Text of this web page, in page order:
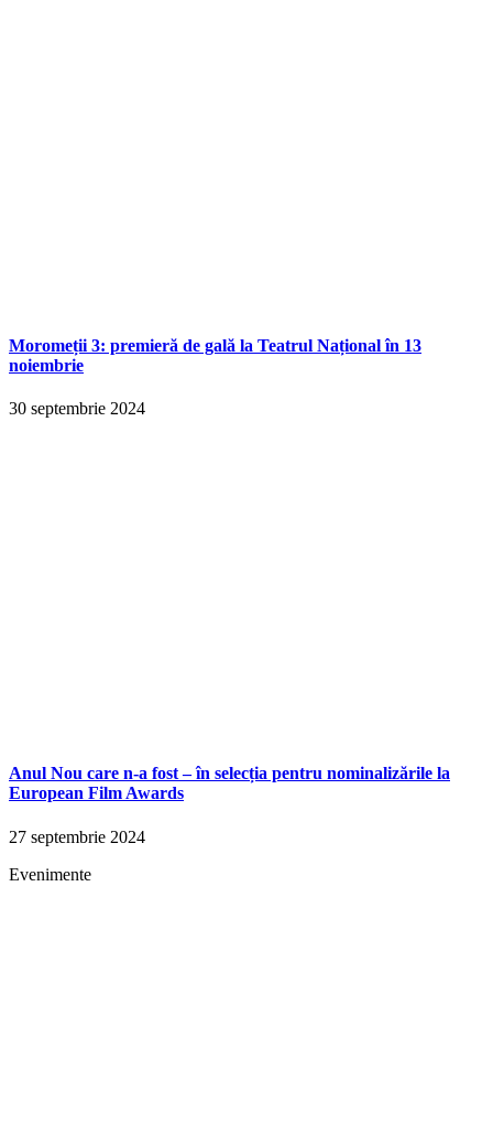
Moromeții 3: premieră de gală la Teatrul Național în 13
noiembrie
30 septembrie 2024
Anul Nou care n-a fost – în selecția pentru nominalizările la
European Film Awards
27 septembrie 2024
Evenimente